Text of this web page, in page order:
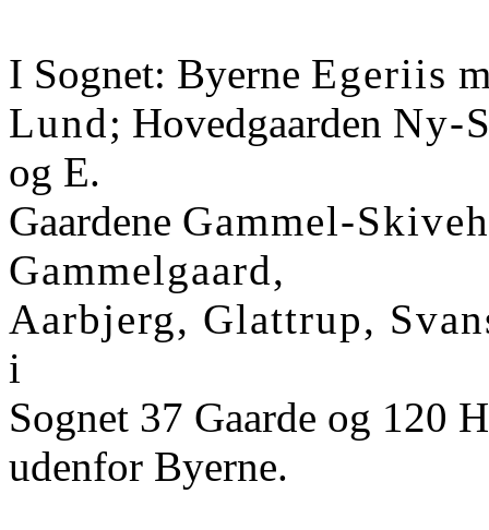
I Sognet: Byerne Egeriis
Lund; Hovedgaarden Ny-
og E.
Gaardene Gammel-
Gammelgaard,
Aarbjerg, Glattrup,
i
Sognet 37 Gaarde og 120
udenfor Byerne.